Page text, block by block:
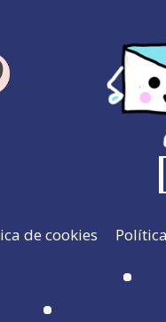
de cookies